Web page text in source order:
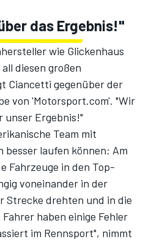
das Ergebnis!"
wie Glickenhaus
diesen großen
Ciancetti gegenüber der
von 'Motorsport.com'. "Wir
unser Ergebnis!"
Team mit
laufen können: Am
Fahrzeuge in den Top-
voneinander in der
Strecke drehten und in die
haben einige Fehler
im Rennsport", nimmt